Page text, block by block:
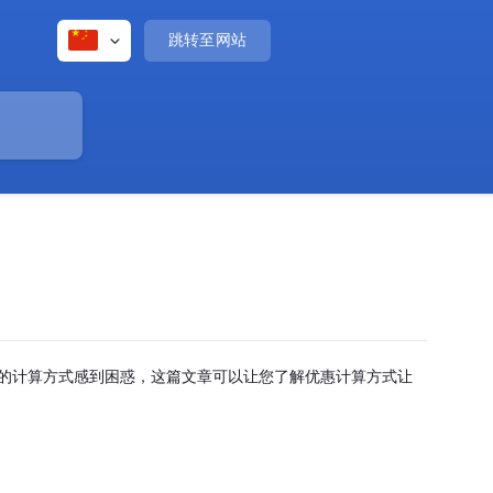
跳转至网站
算方式感到困惑，这篇文章可以让您了解优惠计算方式让